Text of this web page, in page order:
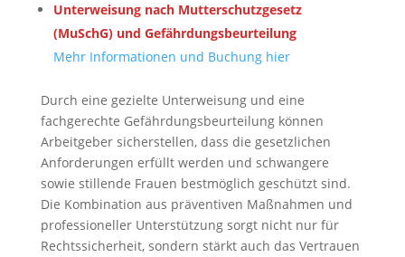
Unterweisung nach Mutterschutzgesetz
(MuSchG) und Gefährdungsbeurteilung
Mehr Informationen und Buchung hier
Durch eine gezielte Unterweisung und eine
fachgerechte Gefährdungsbeurteilung können
Arbeitgeber sicherstellen, dass die gesetzlichen
Anforderungen erfüllt werden und schwangere
sowie stillende Frauen bestmöglich geschützt sind.
Die Kombination aus präventiven Maßnahmen und
professioneller Unterstützung sorgt nicht nur für
Rechtssicherheit, sondern stärkt auch das Vertrauen